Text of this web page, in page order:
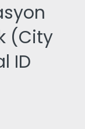
(City
ID